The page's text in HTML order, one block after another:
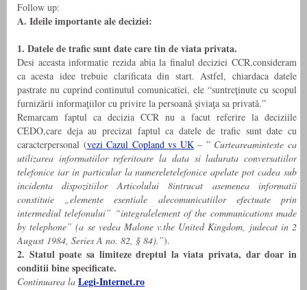
Follow up:
A. Ideile importante ale deciziei:
1. Datele de trafic sunt date care tin de viata privata.
Desi aceasta informatie rezida abia la finalul deciziei CCR,consideram
ca acesta idee trebuie clarificata din start. Astfel, chiardaca datele
pastrate nu cuprind continutul comunicatiei, ele “suntreţinute cu scopul
furnizării informaţiilor cu privire la persoană şiviaţa sa privată.”
Remarcam faptul ca decizia CCR nu a facut referire la deciziile
CEDO,care deja au precizat faptul ca datele de trafic sunt date cu
caracterpersonal (vezi Cazul Copland vs UK– ” Curteareaminteste ca
utilizarea informatiilor referitoare la data si ladurata conversatiilor
telefonice iar in particular la numereletelefonice apelate pot cadea sub
incidenta dispozitiilor Articolului 8intrucat asemenea informatii
constituie „elemente esentiale alecomunicatiilor efectuate prin
intermediul telefonului” “integralelement of the communications made
by telephone” (a se vedea Malone v.the United Kingdom, judecat in 2
August 1984, Series A no. 82, § 84).”).
2. Statul poate sa limiteze dreptul la viata privata, dar doar in
conditii bine specificate.
Continuarea la Legi-Internet.ro